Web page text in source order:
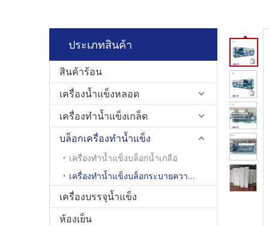
ประเภทสินค้า
สินค้าร้อน
เครื่องน้ำแข็งหลอด
เครื่องทำน้ำแข็งเกล็ด
บล็อกเครื่องทำน้ำแข็ง
เครื่องทำน้ำแข็งบล็อกน้ำเกลือ
เครื่องทำน้ำแข็งบล็อกระบายความร้อนโดยตรง
เครื่องบรรจุน้ำแข็ง
ห้องเย็น